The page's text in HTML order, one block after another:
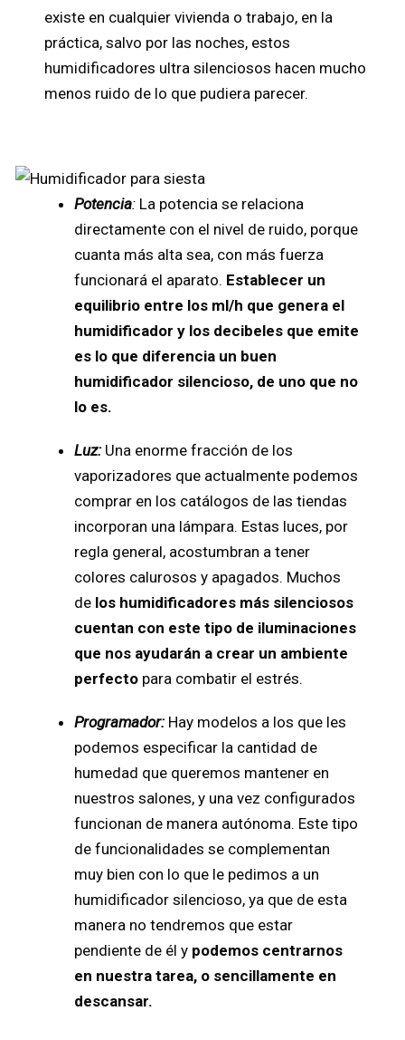
existe en cualquier vivienda o trabajo, en la
práctica, salvo por las noches, estos
humidificadores ultra silenciosos hacen mucho
menos ruido de lo que pudiera parecer.
Potencia: La potencia se relaciona
directamente con el nivel de ruido, porque
cuanta más alta sea, con más fuerza
funcionará el aparato. Establecer un
equilibrio entre los ml/h que genera el
humidificador y los decibeles que emite
es lo que diferencia un buen
humidificador silencioso, de uno que no
lo es.
Luz: Una enorme fracción de los
vaporizadores que actualmente podemos
comprar en los catálogos de las tiendas
incorporan una lámpara. Estas luces, por
regla general, acostumbran a tener
colores calurosos y apagados. Muchos
de los humidificadores más silenciosos
cuentan con este tipo de iluminaciones
que nos ayudarán a crear un ambiente
perfecto para combatir el estrés.
Programador: Hay modelos a los que les
podemos especificar la cantidad de
humedad que queremos mantener en
nuestros salones, y una vez configurados
funcionan de manera autónoma. Este tipo
de funcionalidades se complementan
muy bien con lo que le pedimos a un
humidificador silencioso, ya que de esta
manera no tendremos que estar
pendiente de él y podemos centrarnos
en nuestra tarea, o sencillamente en
descansar.